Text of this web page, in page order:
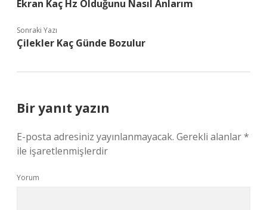
Ekran Kaç Hz Olduğunu Nasıl Anlarım
Sonraki Yazı
Çilekler Kaç Günde Bozulur
Bir yanıt yazın
E-posta adresiniz yayınlanmayacak. Gerekli alanlar*
ile işaretlenmişlerdir
Yorum